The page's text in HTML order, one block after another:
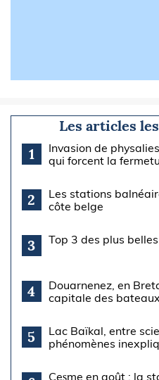
Les articles
1
Invasion de
qui forcent la
2
Les stations
côte belge
3 Top 3 des plus
4
Douarnenez, en
capitale des
5
Lac Baïkal, entre
phénomènes
Çeşme en août : la